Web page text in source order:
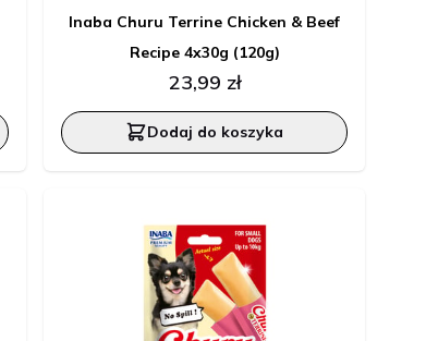
Inaba Churu Terrine Chicken & Beef
Recipe 4x30g (120g)
23,99 zł
Dodaj do koszyka